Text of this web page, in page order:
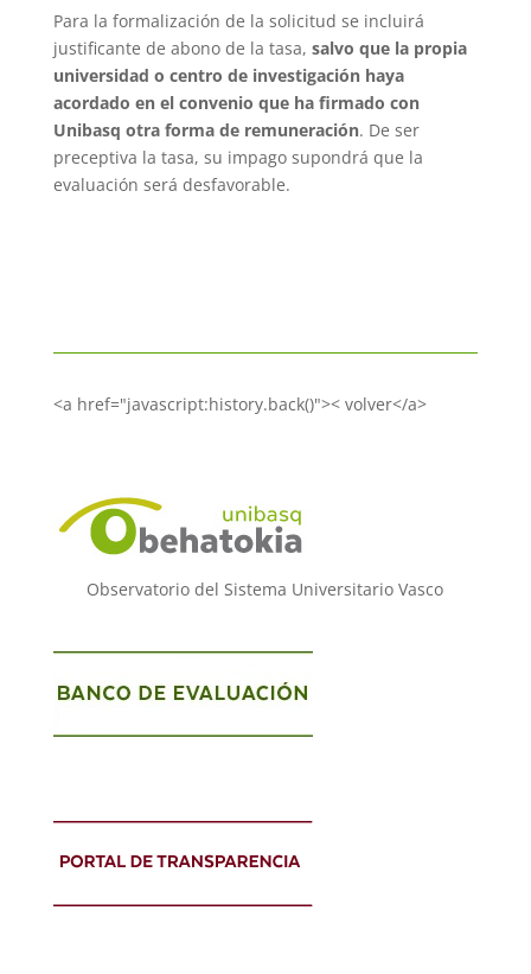
Para la formalización de la solicitud se incluirá
justificante de abono de la tasa, salvo que la propia
universidad o centro de investigación haya
acordado en el convenio que ha firmado con
Unibasq otra forma de remuneración. De ser
preceptiva la tasa, su impago supondrá que la
evaluación será desfavorable.
<a href="javascript:history.back()">< volver</a>
Observatorio del Sistema Universitario Vasco